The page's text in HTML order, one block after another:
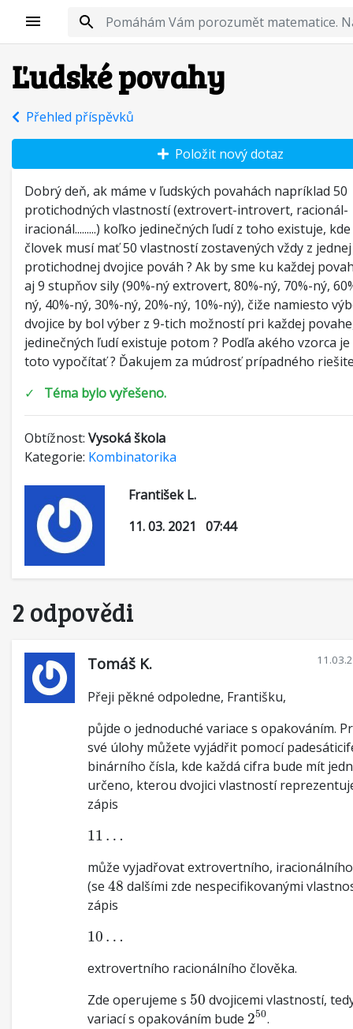
Ľudské povahy
Přehled příspěvků
Dobrý deň, ak máme v ľudských povahách napríklad 50
protichodných vlastností (extrovert-introvert, racionál-
iracionál.........) koľko jedinečných ľudí z toho existuje,
človek musí mať 50 vlastností zostavených vždy z
protichodnej dvojice pováh ? Ak by sme ku každej
aj 9 stupňov sily (90%-ný extrovert, 80%-ný, 70%-ný,
ný, 40%-ný, 30%-ný, 20%-ný, 10%-ný), čiže namiesto
dvojice by bol výber z 9-tich možností pri každej
jedinečných ľudí existuje potom ? Podľa akého vzorca
toto vypočítať ? Ďakujem za múdrosť prípadného
✓ Téma bylo vyřešeno.
Obtížnost: Vysoká škola
Kategorie: Kombinatorika
František L.
11. 03. 2021 07:44
2 odpovědi
Tomáš K.
Přeji pěkné odpoledne, Františku,
půjde o jednoduché variace s opakováním.
své úlohy můžete vyjádřit pomocí
binárního čísla, kde každá cifra bude mít
určeno, kterou dvojici vlastností
zápis
11 …
11
může vyjadřovat extrovertního,
(se 48
48 dalšími zde nespecifikovanými
zápis
10 …
10
extrovertního racionálního člověka.
Zde operujeme s 50
50 dvojicemi vlastností,
variací s opakováním bude 250
250
.
Položit nový dotaz